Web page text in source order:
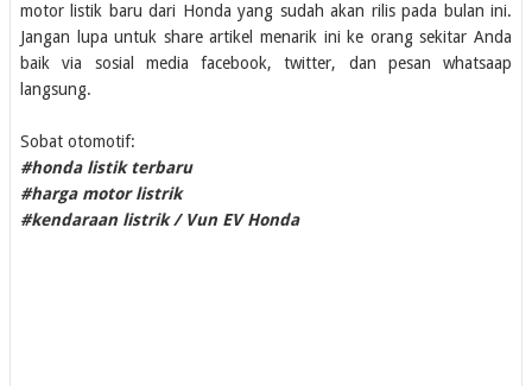
motor listik baru dari Honda yang sudah akan rilis pada bulan ini.
Jangan lupa untuk share artikel menarik ini ke orang sekitar Anda
baik via sosial media facebook, twitter, dan pesan whatsaap
langsung.
Sobat otomotif:
#honda listik terbaru
#harga motor listrik
#kendaraan listrik / Vun EV Honda